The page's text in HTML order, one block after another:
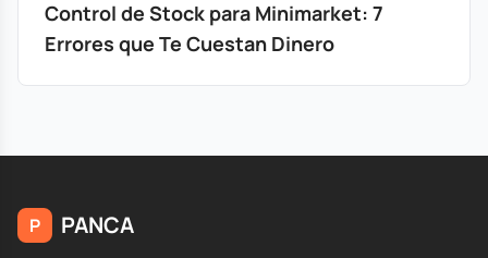
Control de Stock para Minimarket: 7
Errores que Te Cuestan Dinero
P PANCA